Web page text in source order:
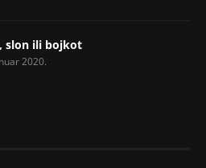
slon ili bojkot
2020.